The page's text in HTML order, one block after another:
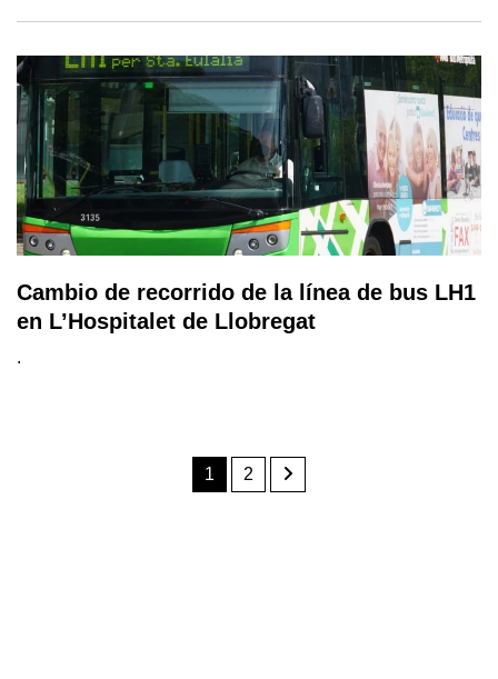
Cambio de recorrido de la línea de bus LH1
en L’Hospitalet de Llobregat
.
1 2